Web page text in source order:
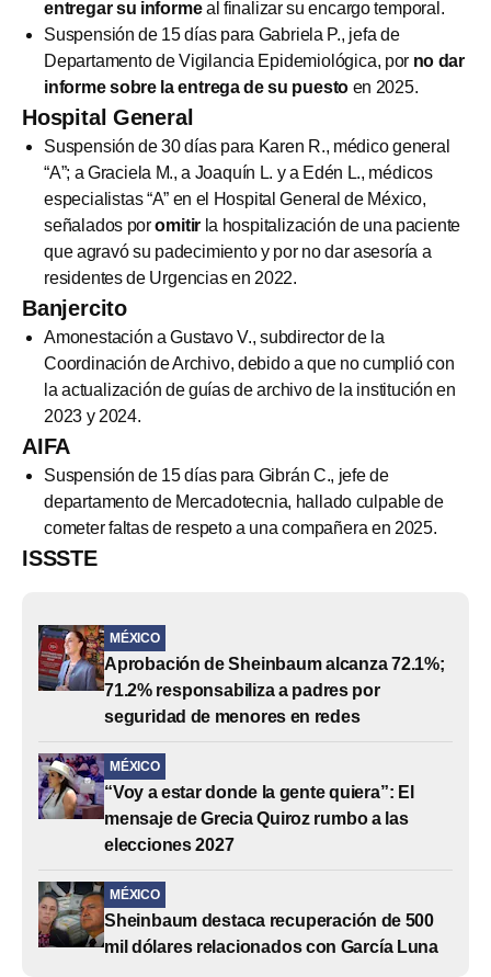
entregar su informeal finalizar su encargo temporal.
Suspensión de 15 días para Gabriela P., jefa de
Departamento de Vigilancia Epidemiológica, por no dar
informe sobre la entrega de su puesto en 2025.
Hospital General
Suspensión de 30 días para Karen R., médico general
“A”; a Graciela M., a Joaquín L. y a Edén L., médicos
especialistas “A” en el Hospital General de México,
señalados poromitir la hospitalización de una paciente
que agravó su padecimiento y por no dar asesoría a
residentes de Urgencias en 2022.
Banjercito
Amonestación a Gustavo V., subdirector de la
Coordinación de Archivo, debido a que no cumplió con
la actualización de guías de archivo de la institución en
2023 y 2024.
AIFA
Suspensión de 15 días para Gibrán C., jefe de
departamento de Mercadotecnia, hallado culpable de
cometer faltas de respeto a una compañera en 2025.
ISSSTE
MÉXICO
Aprobación de Sheinbaum alcanza 72.1%;
71.2% responsabiliza a padres por
seguridad de menores en redes
MÉXICO
“Voy a estar donde la gente quiera”: El
mensaje de Grecia Quiroz rumbo a las
elecciones 2027
MÉXICO
Sheinbaum destaca recuperación de 500
mil dólares relacionados con García Luna